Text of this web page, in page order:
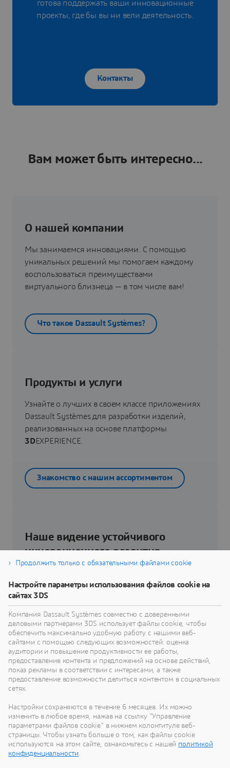
готова поддержать ваши инновационные
проекты, где бы вы ни вели деятельность.
Контакты
Вам может быть интересно...
О нашей компании
Мы занимаемся инновациями. С помощью
уникальных решений мы помогаем каждому
воспользоваться преимуществами
виртуального близнеца — в том числе вам!
Что такое Dassault Systèmes?
Продукты и услуги
Узнайте о лучших в своем классе приложениях
Dassault Systèmes для разработки изделий,
реализованных на основе платформы
3DEXPERIENCE.
Знакомство с нашим ассортиментом
Наше видение устойчивого
инновационного развития
помогут вам переосмыслить свои изделия,
процессы и даже бизнес-модели для
реализации радикально новых устойчивых
инноваций.
Перейти к устойчивому развитию
Наши последние новости
Смотрите все пресс-релизы и материалы для
СМИ от Dassault Systèmes.
Продолжить только с обязательными файлами cookie
Настройте параметры использования файлов cookie на
сайтах 3DS
Компания Dassault Systèmes совместно с доверенными
деловыми партнерами 3DS использует файлы cookie, чтобы
обеспечить максимально удобную работу с нашими веб-
сайтами с помощью следующих возможностей: оценка
аудитории и повышение продуктивности ее работы,
предоставление контента и предложений на основе действий,
показ рекламы в соответствии с интересами, а также
предоставление возможности делиться контентом в социальных
сетях.
Настройки сохраняются в течение 6 месяцев. Их можно
изменить в любое время, нажав на ссылку "Управление
параметрами файлов cookie" в нижнем колонтитуле веб-
страницы. Чтобы узнать больше о том, как файлы cookie
используются на этом сайте, ознакомьтесь с нашей политикой
конфиденциальности.